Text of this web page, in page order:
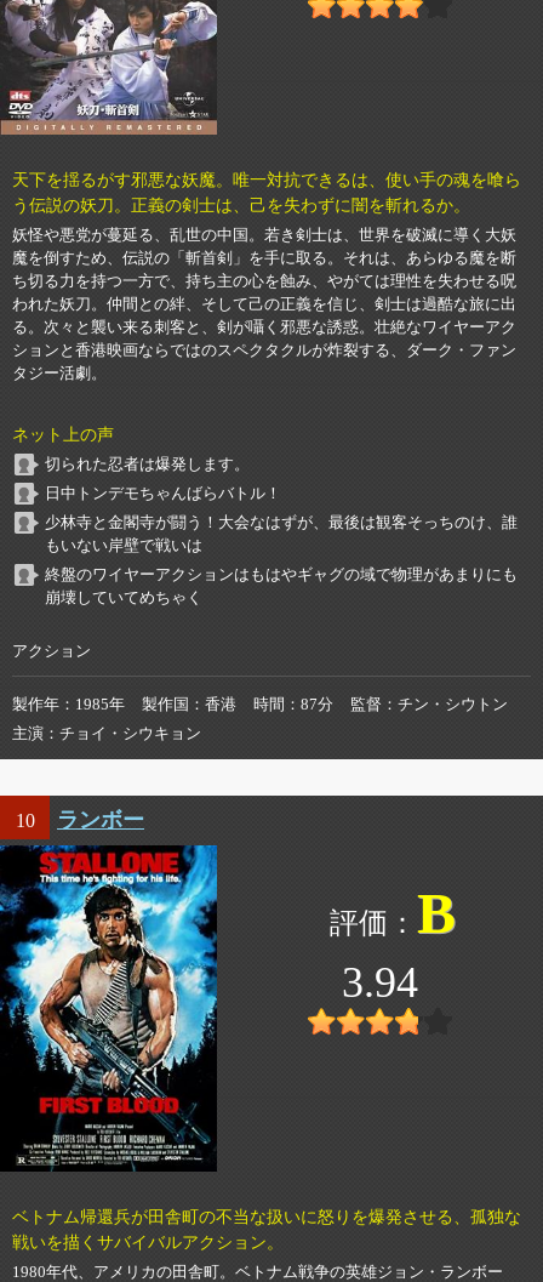
天下を揺るがす邪悪な妖魔。唯一対抗できるは、使い手の魂を喰ら
う伝説の妖刀。正義の剣士は、己を失わずに闇を斬れるか。
妖怪や悪党が蔓延る、乱世の中国。若き剣士は、世界を破滅に導く大妖
魔を倒すため、伝説の「斬首剣」を手に取る。それは、あらゆる魔を断
ち切る力を持つ一方で、持ち主の心を蝕み、やがては理性を失わせる呪
われた妖刀。仲間との絆、そして己の正義を信じ、剣士は過酷な旅に出
る。次々と襲い来る刺客と、剣が囁く邪悪な誘惑。壮絶なワイヤーアク
ションと香港映画ならではのスペクタクルが炸裂する、ダーク・ファン
タジー活劇。
ネット上の声
切られた忍者は爆発します。
日中トンデモちゃんばらバトル！
少林寺と金閣寺が闘う！大会なはずが、最後は観客そっちのけ、誰
もいない岸壁で戦いは
終盤のワイヤーアクションはもはやギャグの域で物理があまりにも
崩壊していてめちゃく
アクション
製作年 1985年 製作国 香港 時間 87分 監督
チン・シウトン
主演
チョイ・シウキョン
10 ランボー
B
3.94
ベトナム帰還兵が田舎町の不当な扱いに怒りを爆発させる、孤独な
戦いを描くサバイバルアクション。
1980年代、アメリカの田舎町。ベトナム戦争の英雄ジョン・ランボー